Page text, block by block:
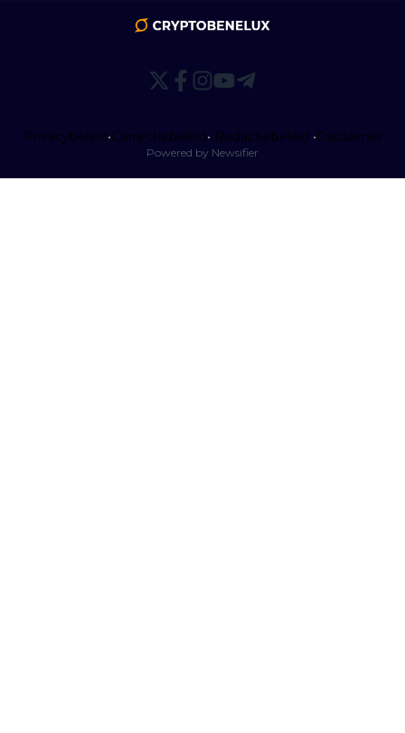
Privacybeleid•Correctiebeleid• Redactiebeleid •Disclaimer
Powered by Newsifier